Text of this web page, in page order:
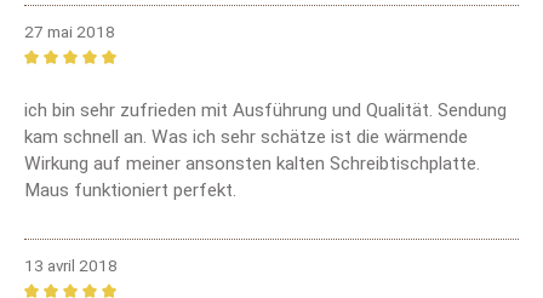
27 mai 2018
ich bin sehr zufrieden mit Ausführung und Qualität. Sendung
kam schnell an. Was ich sehr schätze ist die wärmende
Wirkung auf meiner ansonsten kalten Schreibtischplatte.
Maus funktioniert perfekt.
13 avril 2018